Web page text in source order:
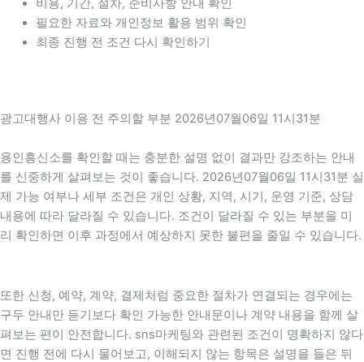
비용, 기간, 절차, 준비사항 안내 확인
필요한 자료와 개인정보 활용 범위 확인
최종 진행 전 조건 다시 확인하기
광고대행사 이용 전 주의할 부분 2026년07월06일 11시31분
용인흥신소를 확인할 때는 충분한 설명 없이 결과만 강조하는 안내
를 신중하게 살펴보는 것이 좋습니다. 2026년07월06일 11시31분 실
제 가능 여부나 세부 조건은 개인 상황, 지역, 시기, 운영 기준, 상담
내용에 따라 달라질 수 있습니다. 조건이 달라질 수 있는 부분을 미
리 확인하면 이후 과정에서 예상하지 못한 불편을 줄일 수 있습니다.
또한 신청, 예약, 계약, 결제처럼 중요한 절차가 연결되는 경우에는
구두 안내만 듣기보다 확인 가능한 안내문이나 계약 내용을 함께 살
펴보는 편이 안전합니다. sns마케팅와 관련된 조건이 명확하지 않다
면 진행 전에 다시 물어보고, 이해되지 않는 항목은 설명을 들은 뒤